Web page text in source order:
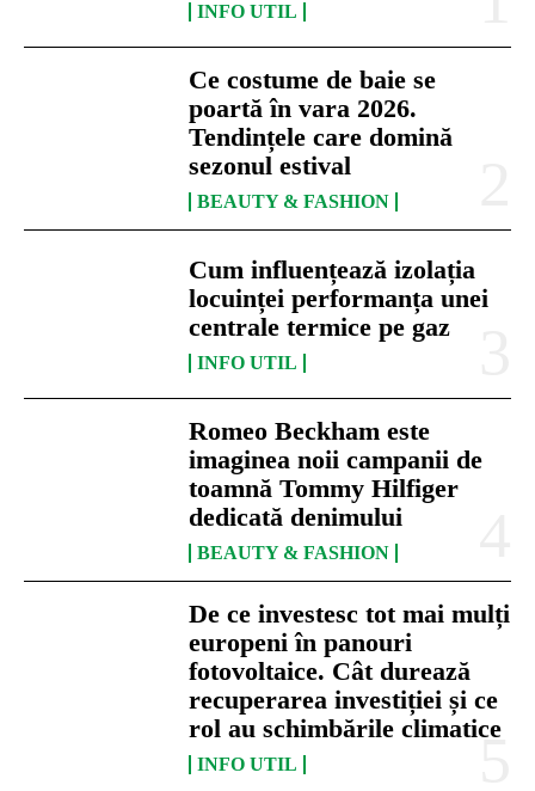
INFO UTIL
Ce costume de baie se
poartă în vara 2026.
Tendințele care domină
sezonul estival
BEAUTY & FASHION
Cum influențează izolația
locuinței performanța unei
centrale termice pe gaz
INFO UTIL
Romeo Beckham este
imaginea noii campanii de
toamnă Tommy Hilfiger
dedicată denimului
BEAUTY & FASHION
De ce investesc tot mai mulți
europeni în panouri
fotovoltaice. Cât durează
recuperarea investiției și ce
rol au schimbările climatice
INFO UTIL